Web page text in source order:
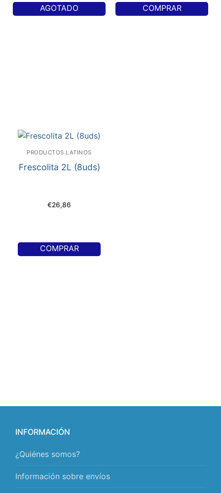
AGOTADO COMPRAR
PRODUCTOS LATINOS
Frescolita 2L (8uds)
€26,86
COMPRAR
INFORMACIÓN
¿Quiénes somos?
Información sobre envíos